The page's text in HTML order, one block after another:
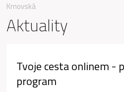
Krnovská
Aktuality
Tvoje cesta onlinem -
program